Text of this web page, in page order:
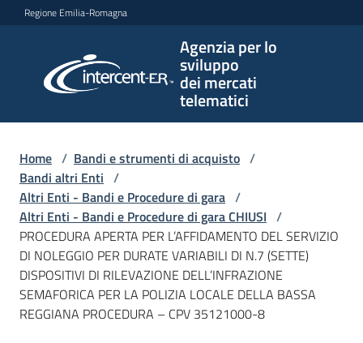
Vai al contenuto
Vai alla navigazione
Vai al footer
Regione Emilia-Romagna
Agenzia per lo
sviluppo
dei mercati
telematici
per lo
sviluppo
telematici
L'Agenzia
Bandi
e
Home / Bandi e strumenti di acquisto /
Bandi altri Enti /
Altri Enti - Bandi e Procedure di gara /
Altri Enti - Bandi e Procedure di gara CHIUSI /
PROCEDURA APERTA PER L’AFFIDAMENTO DEL SERVIZIO
DI NOLEGGIO PER DURATE VARIABILI DI N.7 (SETTE)
DISPOSITIVI DI RILEVAZIONE DELL’INFRAZIONE
SEMAFORICA PER LA POLIZIA LOCALE DELLA BASSA
REGGIANA PROCEDURA – CPV 35121000-8